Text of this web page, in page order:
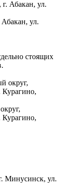
ул.
стоящих
Курагино,